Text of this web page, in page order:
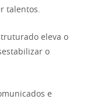
talentos.
eleva o
o
e